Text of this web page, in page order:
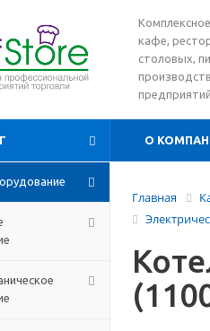
кафе,
столовых,
О
Главная